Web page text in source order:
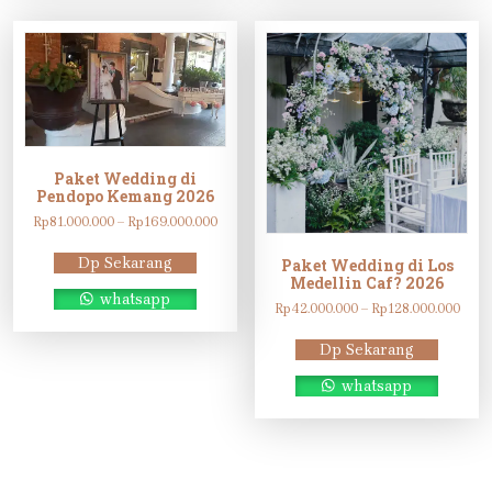
Paket Wedding di
Pendopo Kemang 2026
Rp81.000.000 – Rp169.000.000Rentang
Rp169.000.000
Dp Sekarang
whatsapp
Paket Wedding di Los
Medellin Caf? 2026
Rp42.000.000 – Rp128.000.000
Dp Sekarang
whatsapp